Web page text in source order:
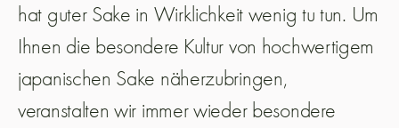
hat guter Sake in Wirklichkeit wenig tu tun. Um
Ihnen die besondere Kultur von hochwertigem
japanischen Sake näherzubringen,
veranstalten wir immer wieder besondere